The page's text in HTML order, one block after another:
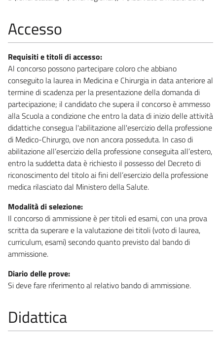
Accesso
Requisiti e titoli di accesso:
Al concorso possono partecipare coloro che abbiano
conseguito la laurea in Medicina e Chirurgia in data anteriore al
termine di scadenza per la presentazione della domanda di
partecipazione; il candidato che supera il concorso è ammesso
alla Scuola a condizione che entro la data di inizio delle attività
didattiche consegua l'abilitazione all'esercizio della professione
di Medico-Chirurgo, ove non ancora posseduta. In caso di
abilitazione all’esercizio della professione conseguita all’estero,
entro la suddetta data è richiesto il possesso del Decreto di
riconoscimento del titolo ai fini dell’esercizio della professione
medica rilasciato dal Ministero della Salute.
Modalità di selezione:
Il concorso di ammissione è per titoli ed esami, con una prova
scritta da superare e la valutazione dei titoli (voto di laurea,
curriculum, esami) secondo quanto previsto dal bando di
ammissione.
Diario delle prove:
Si deve fare riferimento al relativo bando di ammissione.
Didattica